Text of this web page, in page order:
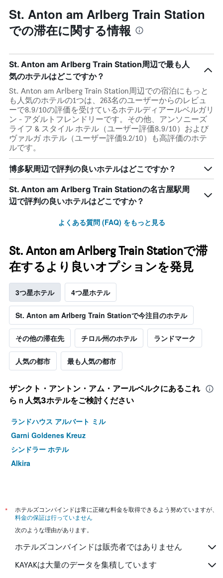
St. Anton am Arlberg Train Station
での滞在に関する情報
St. Anton am Arlberg Train Station周辺で最も人
気のホテルはどこですか？
St. Anton am Arlberg Train Station周辺での宿泊にもっと
も人気のホテルの1つは、263名のユーザーからのレビュ
ーで8.9/10の評価を受けているホテルディアールベルガリ
ン - アダルトフレンドリーです。その他、アンソニーズ
ライフ & スタイル ホテル（ユーザー評価8.9/10）および
ヴァルガ ホテル（ユーザー評価9.2/10）も高評価のホテ
ルです。
博多駅周辺で評判の良いホテルはどこですか？
St. Anton am Arlberg Train Stationの名古屋駅周
辺で評判の良いホテルはどこですか？
よくある質問 (FAQ) をもっと見る
St. Anton am Arlberg Train Stationで滞
在するより良いオプションを発見
3つ星ホテル 4つ星ホテル
St. Anton am Arlberg Train Stationで今注目のホテル
その他の滞在先 チロル州のホテル ランドマーク
人気の都市 最も人気の都市
ザンクト・アントン・アム・アールベルク​にあるこれ
らｎ人気3ホテルをご検討ください
ランドハウス アルバート ミル
Garni Goldenes Kreuz
シンドラー ホテル
Alkira
*
ホテルズコンバインドは常に正確な料金を取得できるよう努めていますが、
料金の保証は行っていません
次のような理由があります。
ホテルズコンバインドは販売者ではありません
KAYAKは大量のデータを集積しています